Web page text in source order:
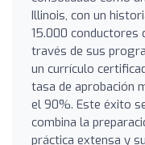
Illinois, con un
15.000 conductores
través de sus
un currículo
tasa de aprobación
el 90%. Este éxito
combina la
práctica extensa y